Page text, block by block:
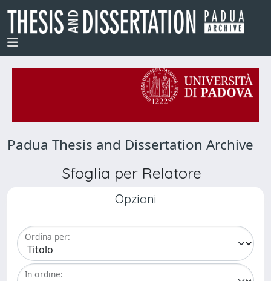
Padua Thesis and Dissertation Archive
Sfoglia per Relatore
Opzioni
Ordina per:
In ordine: